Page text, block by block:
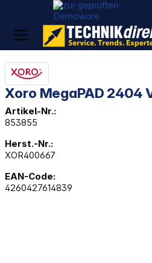
Xoro MegaPAD 2404
Artikel-Nr.:
853855
Herst.-Nr.:
XOR400667
EAN-Code:
4260427614839